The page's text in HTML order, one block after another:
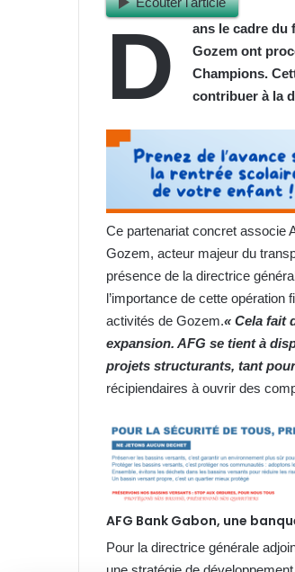
D
ans le cadre du
Gozem ont
Champions.
contribuer à la
Ce partenariat concret associe
Gozem, acteur majeur du
présence de la directrice
l’importance de cette
activités de Gozem.« Cela fait
expansion. AFG se tient à
projets structurants, tant
récipiendaires à ouvrir des
AFG Bank Gabon, une
Pour la directrice générale